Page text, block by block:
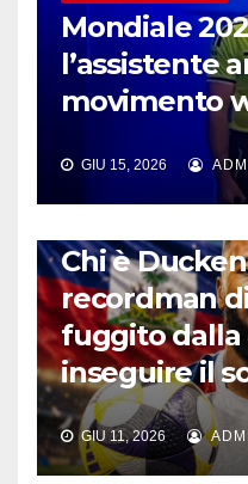
Mondiale
l’assistente
movimento
GIU 15, 2026
Chi è
recordman
fuggito dalla
inseguire il
GIU 11, 2026